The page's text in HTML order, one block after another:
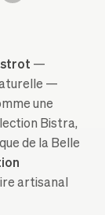
—
—
une
Bistra,
de la Belle
artisanal